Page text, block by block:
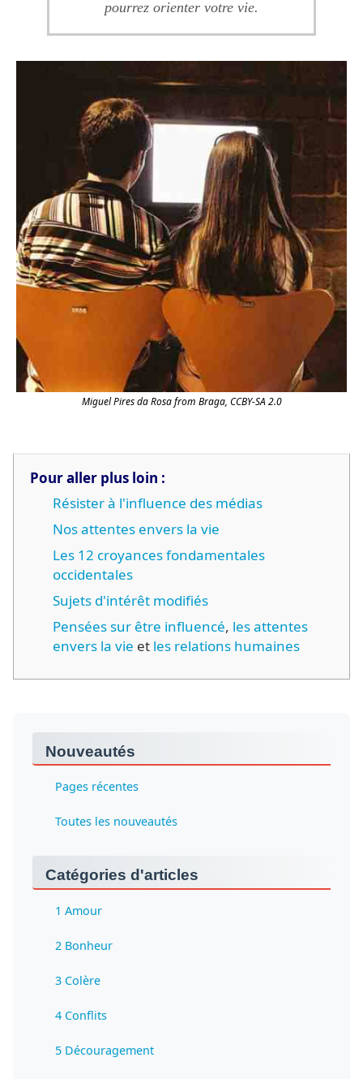
pourrez orienter votre vie.
Miguel Pires da Rosa from Braga, CCBY-SA 2.0
Pour aller plus loin :
Résister à l'influence des médias
Nos attentes envers la vie
Les 12 croyances fondamentales
occidentales
Sujets d'intérêt modifiés
Pensées sur être influencé, les attentes
envers la vie et les relations humaines
Nouveautés
Pages récentes
Toutes les nouveautés
Catégories d'articles
1 Amour
2 Bonheur
3 Colère
4 Conflits
5 Découragement